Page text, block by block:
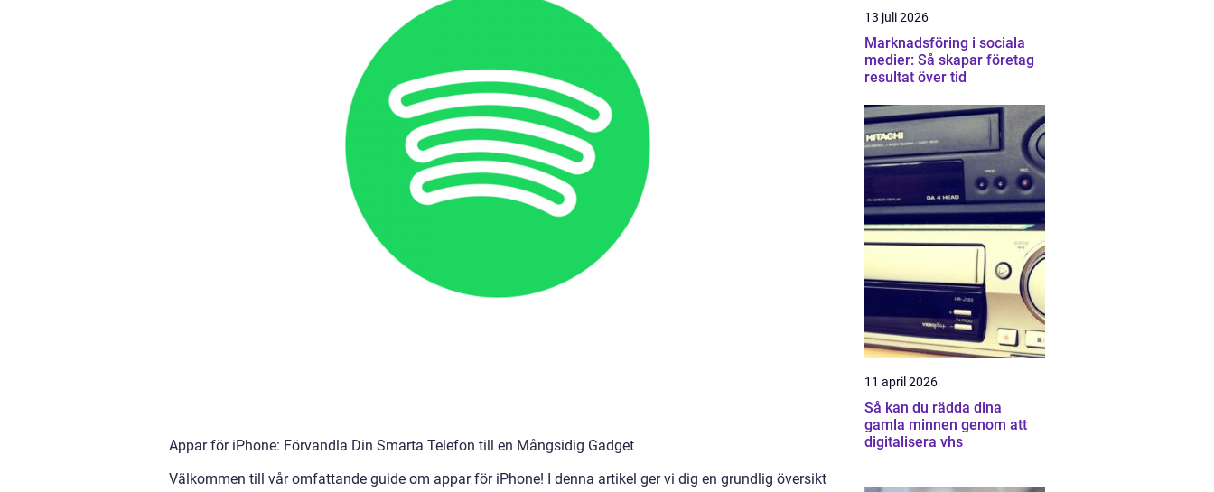
Appar för iPhone: Förvandla Din Smarta Telefon till en Mångsidig Gadget
Välkommen till vår omfattande guide om appar för iPhone! I denna artikel ger vi dig en grundlig översikt
13 juli 2026
Marknadsföring i sociala
medier: Så skapar företag
resultat över tid
11 april 2026
Så kan du rädda dina
gamla minnen genom att
digitalisera vhs